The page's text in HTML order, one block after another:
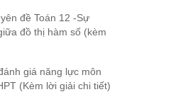
đề Toán 12 -Sự
đồ thị hàm số (kèm
giá năng lực môn
(Kèm lời giải chi tiết)